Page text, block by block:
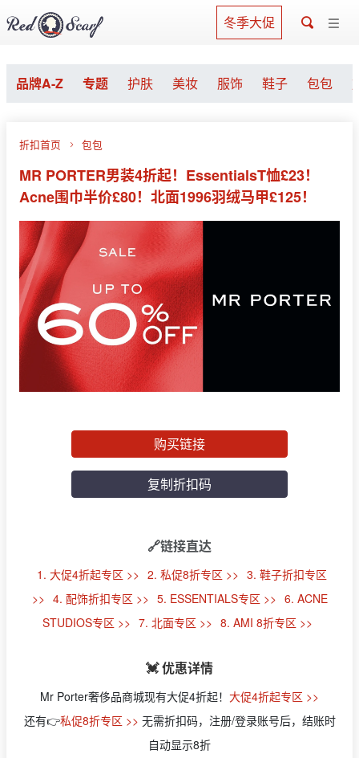
冬季大促
品牌A-Z 专题 护肤 美妆 服饰 鞋子 包包
折扣首页 包包
MR PORTER男装4折起！EssentialsT恤£23！
Acne围巾半价£80！北面1996羽绒马甲£125！
购买链接
复制折扣码
🔗链接直达
1. 大促4折起专区 >> 2. 私促8折专区 >> 3. 鞋子折扣专区
>> 4. 配饰折扣专区 >> 5. ESSENTIALS专区 >> 6. ACNE
STUDIOS专区 >> 7. 北面专区 >> 8. AMI 8折专区 >>
💓 优惠详情
Mr Porter奢侈品商城现有大促4折起！ 大促4折起专区 >>
还有👉私促8折专区 >> 无需折扣码，注册/登录账号后，结账时
自动显示8折